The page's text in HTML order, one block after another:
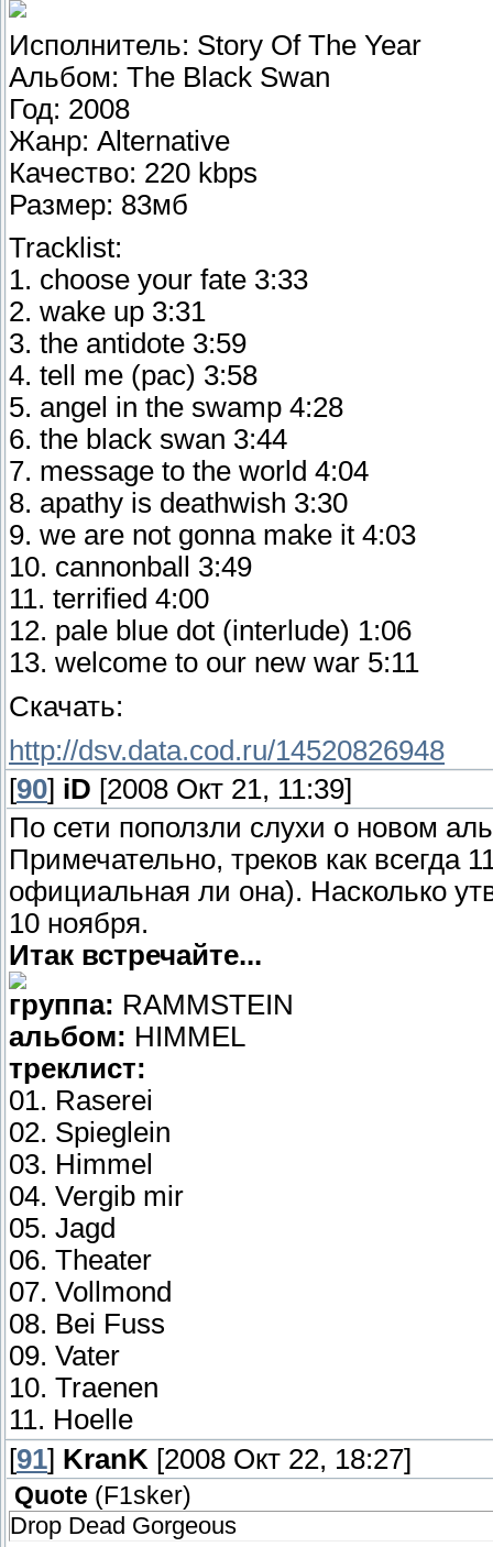
Исполнитель: Story Of The Year
Альбом: The Black Swan
Год: 2008
Жанр: Alternative
Качество: 220 kbps
Размер: 83мб
Tracklist:
1. choose your fate 3:33
2. wake up 3:31
3. the antidote 3:59
4. tell me (pac) 3:58
5. angel in the swamp 4:28
6. the black swan 3:44
7. message to the world 4:04
8. apathy is deathwish 3:30
9. we are not gonna make it 4:03
10. cannonball 3:49
11. terrified 4:00
12. pale blue dot (interlude) 1:06
13. welcome to our new war 5:11
Скачать:
http://dsv.data.cod.ru/14520826948
[90] iD [2008 Окт 21, 11:39]
По сети поползли слухи о новом
Примечательно, треков как всегда
официальная ли она). Насколько
10 ноября.
Итак встречайте...
группа: RAMMSTEIN
альбом: HIMMEL
треклист:
01. Raserei
02. Spieglein
03. Himmel
04. Vergib mir
05. Jagd
06. Theater
07. Vollmond
08. Bei Fuss
09. Vater
10. Traenen
11. Hoelle
[91] KranK [2008 Окт 22, 18:27]
Quote ( F1sker)
Drop Dead Gorgeous